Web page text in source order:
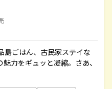
島ごはん、古民家ステイな
力をギュッと凝縮。さあ、